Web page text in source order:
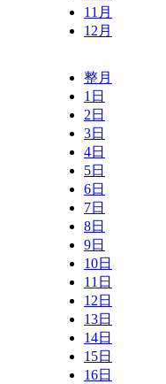
11月
12月
整月
1日
2日
3日
4日
5日
6日
7日
8日
9日
10日
11日
12日
13日
14日
15日
16日